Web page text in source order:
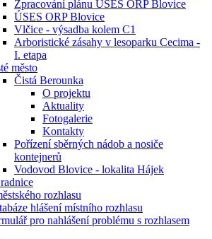
Zpracování plánu ÚSES ORP Blovice
ÚSES ORP Blovice
Vlčice - výsadba kolem C1
Arboristické zásahy v lesoparku Cecima -
I. etapa
město
Čistá Berounka
O projektu
Aktuality
Fotogalerie
Kontakty
Pořízení sběrných nádob a nosiče
kontejnerů
Vodovod Blovice - lokalita Hájek
rozhlasu
hlášení místního rozhlasu
pro nahlášení problému s rozhlasem